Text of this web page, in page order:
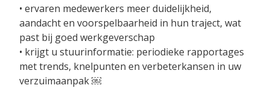
• ervaren medewerkers meer duidelijkheid,
aandacht en voorspelbaarheid in hun traject, wat
past bij goed werkgeverschap
• krijgt u stuurinformatie: periodieke rapportages
met trends, knelpunten en verbeterkansen in uw
verzuimaanpak ￼